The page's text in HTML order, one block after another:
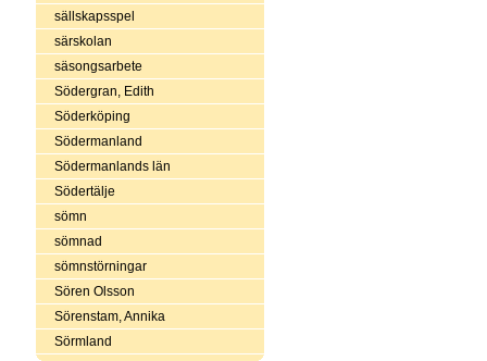
sällskapsspel
särskolan
säsongsarbete
Södergran, Edith
Söderköping
Södermanland
Södermanlands län
Södertälje
sömn
sömnad
sömnstörningar
Sören Olsson
Sörenstam, Annika
Sörmland